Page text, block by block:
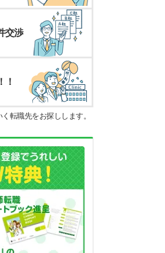
交渉
！
転職先をお探しします。